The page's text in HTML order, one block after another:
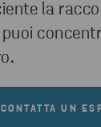
la
CONTATTA UN